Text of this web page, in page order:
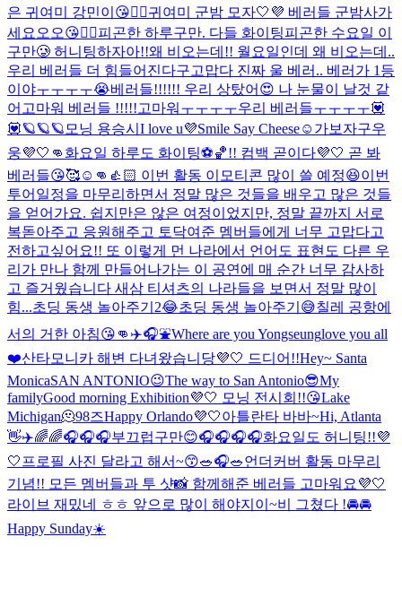
은 귀여미 강민이😘👍🏻귀여미 군밤 모자🤍💜 베러들 군밤사가
세요오오😘👍🏻피곤한 하루구만. 다들 화이팅피곤한 수요일 이
구만🥲 허니팅하자아!!왜 비오는데!! 월요일인데 왜 비오는데..
우리 베러들 더 힘들어진다구고맙다 진짜 울 베러.. 베러가 1등
이야ㅜㅜㅜㅜ😭베러들!!!!!! 우리 상탔어😍 나 눈물이 날것 같
어 고마워 베러들 !!!!!고마워ㅜㅜㅜㅜ우리 베러들ㅜㅜㅜㅜ💟
💟🪐🪐🪐 모닝 용승시 I love u💜Smile Say Cheese☺️ 가보자구우
웅💜🤍👊 화요일 하루도 화이팅⚽️🏀!! 컴백 곧이다💜🤍 곧 봐
베러들😘🥰☺️👊👍🏻 이번 활동 이모티콘 많이 쓸 예정😆이번
투어일정을 마무리하면서 정말 많은 것들을 배우고 많은 것들
을 얻어가요. 쉽지만은 않은 여정이었지만, 정말 끝까지 서로
복돋아주고 응원해주고 토닥여준 멤버들에게 너무 고맙다고
전하고싶어요!! 또 이렇게 먼 나라에서 언어도 표현도 다른 우
리가 만나 함께 만들어나가는 이 공연에 매 순간 너무 감사하
고 즐거웠습니다 새삼 티셔츠의 나라들을 보면서 정말 많이
힘...초딩 동생 놀아주기2😂초딩 동생 놀아주기😅칠레 공항에
서의 거한 아침😘👊 ✈️🎧⛲️Where are you Yongseunglove you all
❤️산타모니카 해변 다녀왔습니당💜🤍 드디어!!Hey~ Santa
MonicaSAN ANTONIO😉The way to San Antonio😎My
familyGood morning Exhibition💜🤍 모닝 전시회!!😘Lake
Michigan🫠98즈Happy Orlando💜🤍아틀란타 바바~Hi, Atlanta
👋✈️🌈🌈🎧🎧🎧부끄럽구만😊🎧🎧🎧🎧화요일도 허니팅!!💜
🤍 프로필 사진 달라고 해서~😙🥗🎧🥗언더커버 활동 마무리
기념!! 모든 멤버들과 투 샷📸 함께해준 베러들 고마워요💜🤍
라이브 재밌네 ㅎㅎ 앞으로 많이 해야지이~비 그쳤다 !🚘🚘
Happy Sunday☀️